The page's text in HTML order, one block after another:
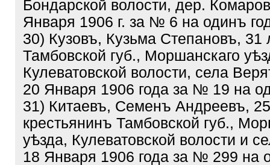
Бондарской волости, дер.
Января 1906 г. за № 6 на одинъ
30) Кузовъ, Кузьма Степановъ, 31
Тамбовской губ., Моршанскаго
Кулеватовской волости, села
20 Января 1906 года за № 19 на
31) Китаевъ, Семенъ Андреевъ,
крестьянинъ Тамбовской губ.,
уѣзда, Кулеватовской волости и
18 Января 1906 года за № 299 на